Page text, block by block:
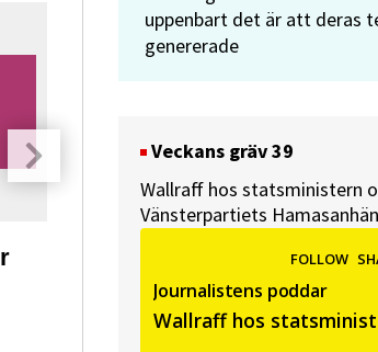
Pressekreterare till Sidas
kommunikationsenhet
uppenbart det är att deras
genererade
Veckans gräv 39
Wallraff hos statsministern
Vänsterpartiets